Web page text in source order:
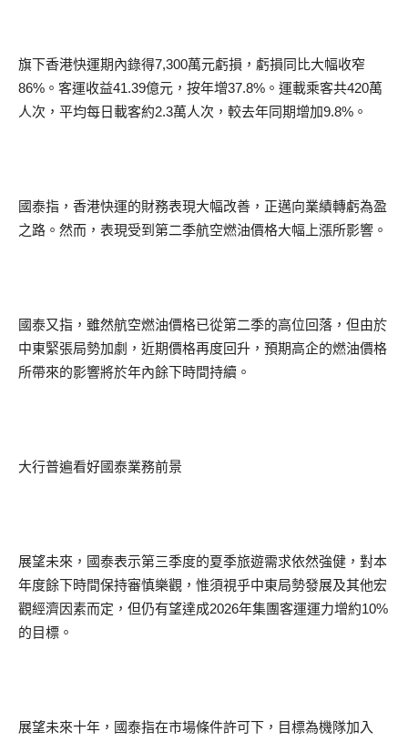
旗下香港快運期內錄得7,300萬元虧損，虧損同比大幅收窄
86%。客運收益41.39億元，按年增37.8%。運載乘客共420萬
人次，平均每日載客約2.3萬人次，較去年同期增加9.8%。
國泰指，香港快運的財務表現大幅改善，正邁向業績轉虧為盈
之路。然而，表現受到第二季航空燃油價格大幅上漲所影響。
國泰又指，雖然航空燃油價格已從第二季的高位回落，但由於
中東緊張局勢加劇，近期價格再度回升，預期高企的燃油價格
所帶來的影響將於年內餘下時間持續。
大行普遍看好國泰業務前景
展望未來，國泰表示第三季度的夏季旅遊需求依然強健，對本
年度餘下時間保持審慎樂觀，惟須視乎中東局勢發展及其他宏
觀經濟因素而定，但仍有望達成2026年集團客運運力增約10%
的目標。
展望未來十年，國泰指在市場條件許可下，目標為機隊加入